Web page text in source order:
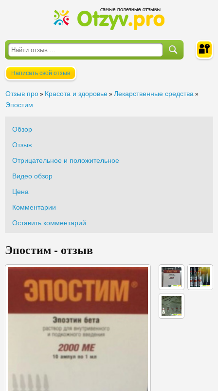
Написать свой отзыв
Отзыв про » Красота и здоровье » Лекарственные средства »
Эпостим
Обзор
Отзыв
Отрицательное и положительное
Видео обзор
Цена
Комментарии
Оставить комментарий
Эпостим - отзыв